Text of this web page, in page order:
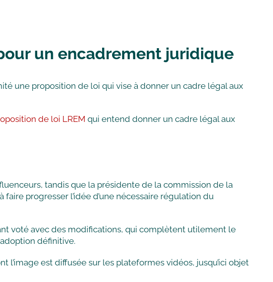
un encadrement juridique
une proposition de loi qui vise à donner un cadre légal aux
de loi LREM qui entend donner un cadre légal aux
tandis que la présidente de la commission de la
progresser l’idée d’une nécessaire régulation du
voté avec des modifications, qui complètent utilement le
définitive.
l’image est diffusée sur les plateformes vidéos, jusqu’ici objet